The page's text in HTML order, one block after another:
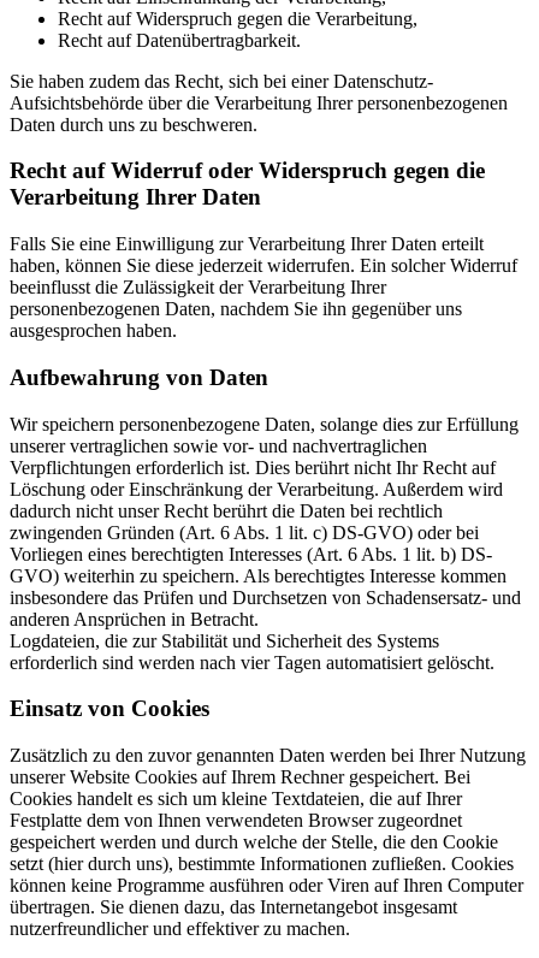
Recht auf Widerspruch gegen die Verarbeitung,
Recht auf Datenübertragbarkeit.
Sie haben zudem das Recht, sich bei einer Datenschutz-
Aufsichtsbehörde über die Verarbeitung Ihrer personenbezogenen
Daten durch uns zu beschweren.
Recht auf Widerruf oder Widerspruch gegen die
Verarbeitung Ihrer Daten
Falls Sie eine Einwilligung zur Verarbeitung Ihrer Daten erteilt
haben, können Sie diese jederzeit widerrufen. Ein solcher Widerruf
beeinflusst die Zulässigkeit der Verarbeitung Ihrer
personenbezogenen Daten, nachdem Sie ihn gegenüber uns
ausgesprochen haben.
Aufbewahrung von Daten
Wir speichern personenbezogene Daten, solange dies zur Erfüllung
unserer vertraglichen sowie vor- und nachvertraglichen
Verpflichtungen erforderlich ist. Dies berührt nicht Ihr Recht auf
Löschung oder Einschränkung der Verarbeitung. Außerdem wird
dadurch nicht unser Recht berührt die Daten bei rechtlich
zwingenden Gründen (Art. 6 Abs. 1 lit. c) DS-GVO) oder bei
Vorliegen eines berechtigten Interesses (Art. 6 Abs. 1 lit. b) DS-
GVO) weiterhin zu speichern. Als berechtigtes Interesse kommen
insbesondere das Prüfen und Durchsetzen von Schadensersatz- und
anderen Ansprüchen in Betracht.
Logdateien, die zur Stabilität und Sicherheit des Systems
erforderlich sind werden nach vier Tagen automatisiert gelöscht.
Einsatz von Cookies
Zusätzlich zu den zuvor genannten Daten werden bei Ihrer Nutzung
unserer Website Cookies auf Ihrem Rechner gespeichert. Bei
Cookies handelt es sich um kleine Textdateien, die auf Ihrer
Festplatte dem von Ihnen verwendeten Browser zugeordnet
gespeichert werden und durch welche der Stelle, die den Cookie
setzt (hier durch uns), bestimmte Informationen zufließen. Cookies
können keine Programme ausführen oder Viren auf Ihren Computer
übertragen. Sie dienen dazu, das Internetangebot insgesamt
nutzerfreundlicher und effektiver zu machen.